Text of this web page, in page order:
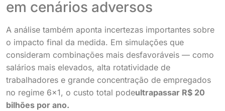
em cenários adversos
A análise também aponta incertezas importantes sobre
o impacto final da medida. Em simulações que
consideram combinações mais desfavoráveis — como
salários mais elevados, alta rotatividade de
trabalhadores e grande concentração de empregados
no regime 6×1, o custo total podeultrapassar R$ 20
bilhões por ano.